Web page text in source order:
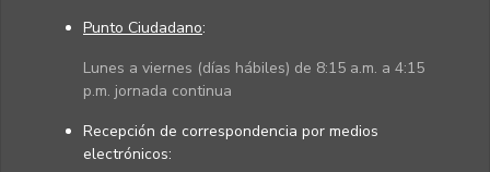
Punto Ciudadano:
Lunes a viernes (días hábiles) de 8:15 a.m. a 4:15
p.m. jornada continua
Recepción de correspondencia por medios
electrónicos: